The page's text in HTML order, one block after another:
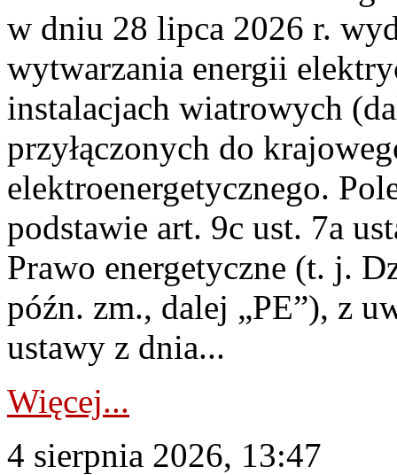
w dniu 28 lipca 2026 r.
wytwarzania energii
instalacjach wiatrowych
przyłączonych do
elektroenergetycznego.
podstawie art. 9c ust. 7a
Prawo energetyczne (t. j.
późn. zm., dalej „PE”), z
ustawy z dnia...
Więcej...
4 sierpnia 2026, 13:47